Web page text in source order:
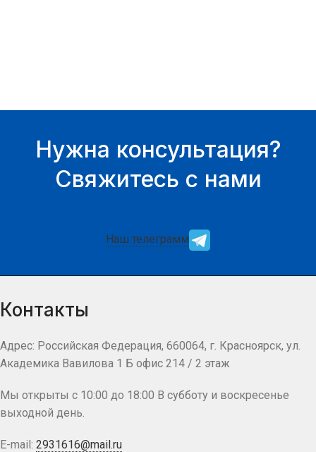
Нужна консультация?
Свяжитесь с нами
Наш телеграмм
Контакты
Адрес: Российская Федерация, 660064, г. Красноярск, ул.
Академика Вавилова 1 Б офис 214 / 2 этаж
Мы открыты с 10:00 до 18:00 В субботу и воскресенье
выходной день.
E-mail: 2931616@mail.ru